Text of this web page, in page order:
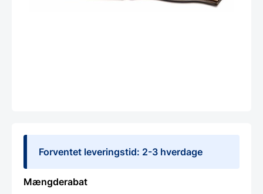
Forventet leveringstid: 2-3 hverdage
Mængderabat